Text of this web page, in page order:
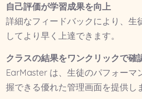
自己評価が学習成果を向上
詳細なフィードバックにより、生
してより早く上達できます。
クラスの結果をワンクリックで確
EarMaster は、生徒のパフォーマ
握できる優れた管理画面を提供し